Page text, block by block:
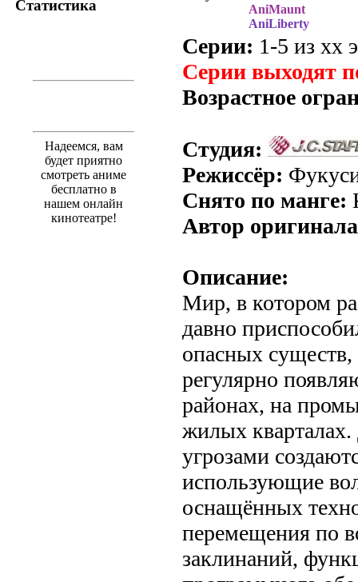
Статистика
Надеемся, вам
будет приятно
смотреть аниме
бесплатно в
нашем онлайн
кинотеатре!
AniMaunt
AniLiberty
Серии: 1-5 из хх
Серии выходят
Возрастное
Студия:
Режиссёр:
Снято по манге:
Автор
Описание:
Мир, в котором
давно
опасных
регулярно
районах, на
жилых
угрозами
использующие
оснащённых
перемещения по
заклинаний,